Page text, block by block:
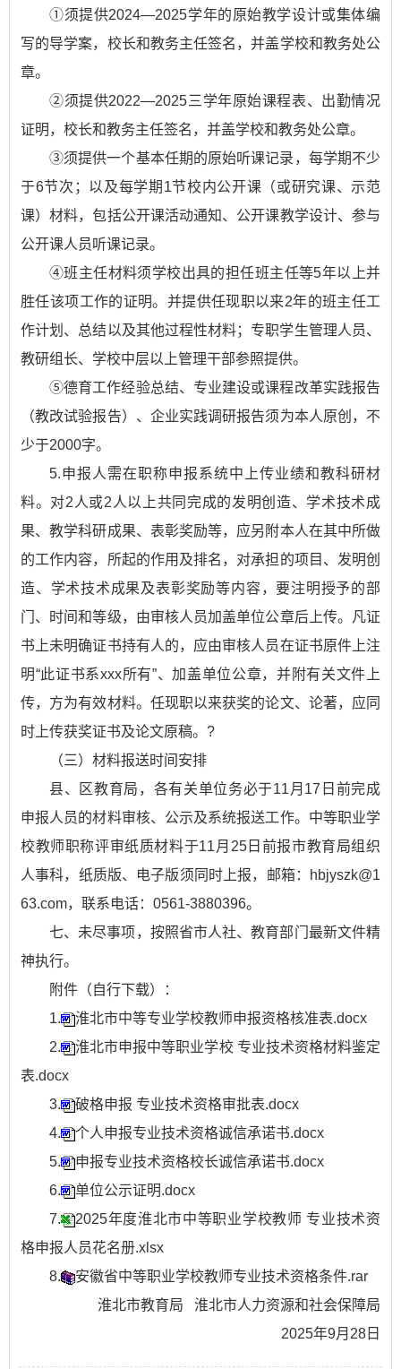
①须提供2024—2025学年的原始教学设计或集体编
写的导学案，校长和教务主任签名，并盖学校和教务处公
章。
②须提供2022—2025三学年原始课程表、出勤情况
证明，校长和教务主任签名，并盖学校和教务处公章。
③须提供一个基本任期的原始听课记录，每学期不少
于6节次；以及每学期1节校内公开课（或研究课、示范
课）材料，包括公开课活动通知、公开课教学设计、参与
公开课人员听课记录。
④班主任材料须学校出具的担任班主任等5年以上并
胜任该项工作的证明。并提供任现职以来2年的班主任工
作计划、总结以及其他过程性材料；专职学生管理人员、
教研组长、学校中层以上管理干部参照提供。
⑤德育工作经验总结、专业建设或课程改革实践报告
（教改试验报告）、企业实践调研报告须为本人原创，不
少于2000字。
5.申报人需在职称申报系统中上传业绩和教科研材
料。对2人或2人以上共同完成的发明创造、学术技术成
果、教学科研成果、表彰奖励等，应另附本人在其中所做
的工作内容，所起的作用及排名，对承担的项目、发明创
造、学术技术成果及表彰奖励等内容，要注明授予的部
门、时间和等级，由审核人员加盖单位公章后上传。凡证
书上未明确证书持有人的，应由审核人员在证书原件上注
明“此证书系xxx所有”、加盖单位公章，并附有关文件上
传，方为有效材料。任现职以来获奖的论文、论著，应同
时上传获奖证书及论文原稿。?
（三）材料报送时间安排
县、区教育局，各有关单位务必于11月17日前完成
申报人员的材料审核、公示及系统报送工作。中等职业学
校教师职称评审纸质材料于11月25日前报市教育局组织
人事科，纸质版、电子版须同时上报，邮箱：hbjyszk@1
63.com，联系电话：0561-3880396。
七、未尽事项，按照省市人社、教育部门最新文件精
神执行。
附件（自行下载）：
1.
淮北市中等专业学校教师申报资格核准表.docx
2.
淮北市申报中等职业学校 专业技术资格材料鉴定
表.docx
3.
破格申报 专业技术资格审批表.docx
4.
个人申报专业技术资格诚信承诺书.docx
5.
申报专业技术资格校长诚信承诺书.docx
6.
单位公示证明.docx
7.
2025年度淮北市中等职业学校教师 专业技术资
格申报人员花名册.xlsx
8.
安徽省中等职业学校教师专业技术资格条件.rar
淮北市教育局 淮北市人力资源和社会保障局
2025年9月28日